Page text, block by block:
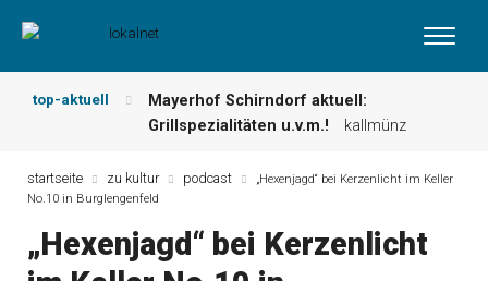
top-aktuell
Mayerhof Schirndorf aktuell:
Grillspezialitäten u.v.m.!
kallmünz
und mehr …
burglengenfeld
Der „deutsche Michel“ muss nun
zahlen!
leserbriefe
Maxhütter Fischladen: Unser aktuelles
startseite zu kultur podcast
„Hexenjagd“ bei Kerzenlicht im Keller
No.10 in Burglengenfeld
„Hexenjagd“ bei Kerzenlicht